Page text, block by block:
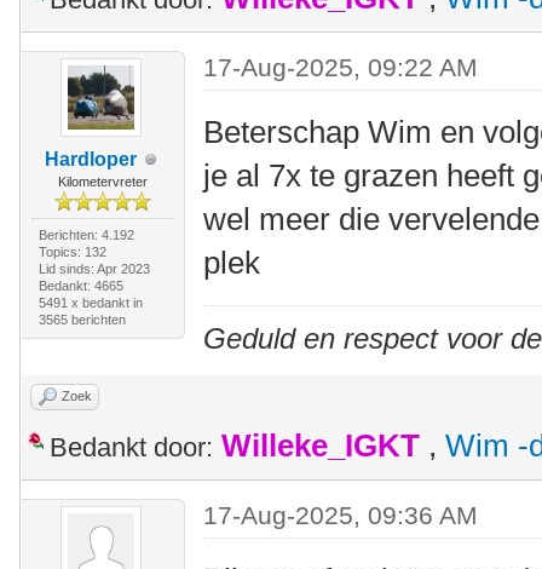
Hardloper
Kilometervreter
Berichten: 4.192
Topics: 132
Lid sinds: Apr 2023
Bedankt: 4665
5491 x bedankt in
3565 berichten
17-Aug-2025, 09:22 AM
Beterschap Wim en
je al 7x te grazen heeft
wel meer die
plek
Geduld en respect voor
Zoek
Bedankt door: Willeke_IGKT , Wim -
17-Aug-2025, 09:36 AM